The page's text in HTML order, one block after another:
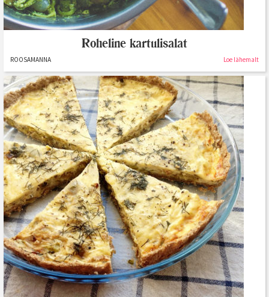
Roheline kartulisalat
ROOSAMANNA Loe lähemalt